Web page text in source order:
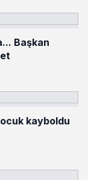
Başkan
kayboldu